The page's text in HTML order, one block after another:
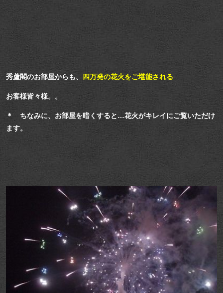
秀蘆閣のお部屋からも、 四万発の花火をご堪能される
お客様皆々様。。
＊ ちなみに、お部屋を暗くすると…花火がキレイにご覧いただけ
ます。